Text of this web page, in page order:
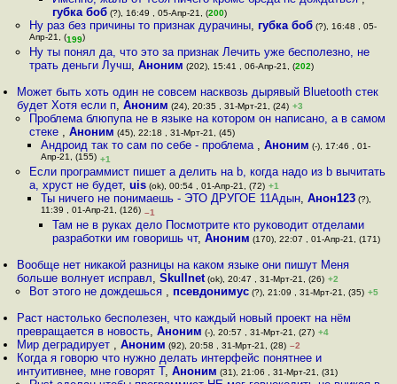
губка боб (?), 16:49 , 05-Апр-21, (200)
Ну раз без причины то признак дурачины, губка боб(?), 16:48 , 05-
Апр-21, (199)
Ну ты понял да, что это за признак Лечить уже бесполезно, не
трать деньги Лучш, Аноним (202), 15:41 , 06-Апр-21, (202)
Может быть хоть один не совсем насквозь дырявый Bluetooth стек
будет Хотя если п,Аноним (24), 20:35 , 31-Мрт-21, (24) +3
Проблема блюпупа не в языке на котором он написано, а в самом
стеке , Аноним (45), 22:18 , 31-Мрт-21, (45)
Андроид так то сам по себе - проблема , Аноним (-), 17:46 , 01-
Апр-21, (155) +1
Если программист пишет a делить на b, когда надо из b вычитать
a, хруст не будет, uis(ok), 00:54 , 01-Апр-21, (72) +1
Ты ничего не понимаешь - ЭТО ДРУГОЕ 11Адын, Анон123(?),
11:39 , 01-Апр-21, (126) –1
Там не в руках дело Посмотрите кто руководит отделами
разработки им говоришь чт,Аноним (170), 22:07 , 01-Апр-21, (171)
Вообще нет никакой разницы на каком языке они пишут Меня
больше волнует исправл,Skullnet (ok), 20:47 , 31-Мрт-21, (26) +2
Вот этого не дождешься , псевдонимус(?), 21:09 , 31-Мрт-21, (35) +5
Раст настолько бесполезен, что каждый новый проект на нём
превращается в новость,Аноним (-), 20:57 , 31-Мрт-21, (27) +4
Мир деградирует ,Аноним (92), 20:58 , 31-Мрт-21, (28) –2
Когда я говорю что нужно делать интерфейс понятнее и
интуитивнее, мне говорят Т,Аноним (31), 21:06 , 31-Мрт-21, (31)